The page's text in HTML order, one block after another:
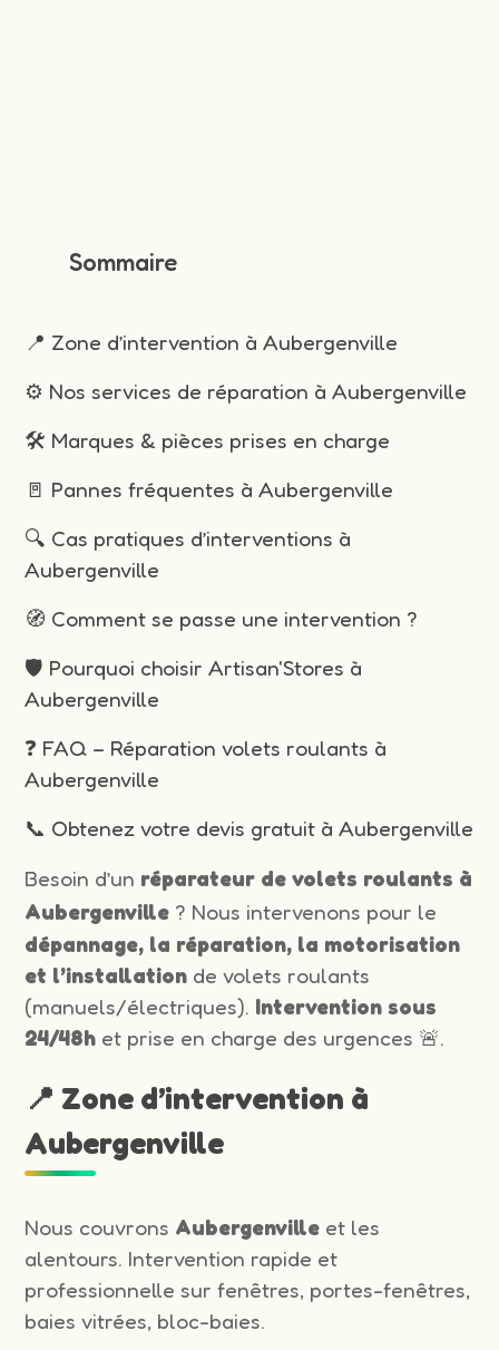
Sommaire
📍 Zone d’intervention à Aubergenville
⚙️ Nos services de réparation à Aubergenville
🛠️ Marques & pièces prises en charge
🚪 Pannes fréquentes à Aubergenville
🔍 Cas pratiques d’interventions à
Aubergenville
🧭 Comment se passe une intervention ?
🛡️ Pourquoi choisir Artisan'Stores à
Aubergenville
❓ FAQ – Réparation volets roulants à
Aubergenville
📞 Obtenez votre devis gratuit à Aubergenville
Besoin d’un réparateur de volets roulants à
Aubergenville ? Nous intervenons pour le
dépannage, la réparation, la motorisation
et l’installation de volets roulants
(manuels/électriques). Intervention sous
24/48h et prise en charge des urgences 🚨.
📍 Zone d’intervention à
Aubergenville
Nous couvrons Aubergenville et les
alentours. Intervention rapide et
professionnelle sur fenêtres, portes-fenêtres,
baies vitrées, bloc-baies.